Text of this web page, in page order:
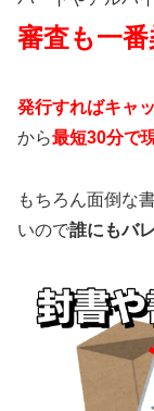
審査も一
発行すればキャ
から最短30分で
もちろん面倒な
いので誰にもバ